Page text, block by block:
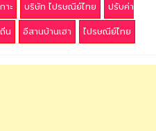
าะ บริษัท ไปรษณีย์ไทย
ปรับค่า
น อีสานบ้านเฮา ไปรษณีย์ไทย